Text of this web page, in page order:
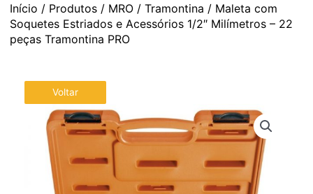
Início / Produtos/ MRO/ Tramontina / Maleta com
Soquetes Estriados e Acessórios 1/2″ Milímetros – 22
peças Tramontina PRO
Voltar